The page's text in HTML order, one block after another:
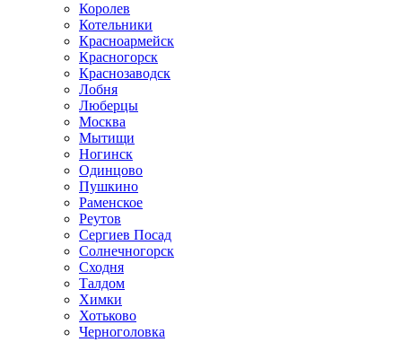
Королев
Котельники
Красноармейск
Красногорск
Краснозаводск
Лобня
Люберцы
Москва
Мытищи
Ногинск
Одинцово
Пушкино
Раменское
Реутов
Сергиев Посад
Солнечногорск
Сходня
Талдом
Химки
Хотьково
Черноголовка